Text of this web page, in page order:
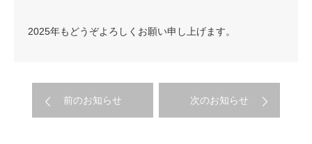
2025年もどうぞよろしくお願い申し上げます。
前のお知らせ 次のお知らせ